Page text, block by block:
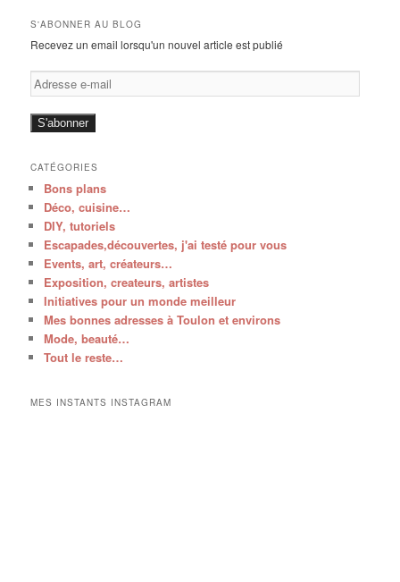
S'ABONNER AU BLOG
Recevez un email lorsqu'un nouvel article est publié
Adresse
e-
mail
S'abonner
CATÉGORIES
Bons plans
Déco, cuisine…
DIY, tutoriels
Escapades,découvertes, j'ai testé pour vous
Events, art, créateurs…
Exposition, createurs, artistes
Initiatives pour un monde meilleur
Mes bonnes adresses à Toulon et environs
Mode, beauté…
Tout le reste…
MES INSTANTS INSTAGRAM